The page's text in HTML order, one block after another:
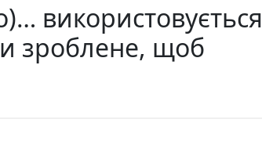
використовується
зроблене, щоб